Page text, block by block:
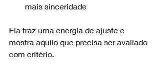
mais sinceridade
Ela traz uma energia de ajuste e
mostra aquilo que precisa ser avaliado
com critério.